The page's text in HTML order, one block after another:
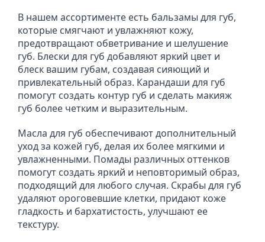
В нашем ассортименте есть бальзамы для губ,
которые смягчают и увлажняют кожу,
предотвращают обветривание и шелушение
губ. Блески для губ добавляют яркий цвет и
блеск вашим губам, создавая сияющий и
привлекательный образ. Карандаши для губ
помогут создать контур губ и сделать макияж
губ более четким и выразительным.
Масла для губ обеспечивают дополнительный
уход за кожей губ, делая их более мягкими и
увлажненными. Помады различных оттенков
помогут создать яркий и неповторимый образ,
подходящий для любого случая. Скрабы для губ
удаляют ороговевшие клетки, придают коже
гладкость и бархатистость, улучшают ее
текстуру.